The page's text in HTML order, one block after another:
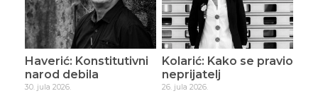
Haverić: Konstitutivni
narod debila
30. jula 2026.
Kolarić: Kako se pravio
neprijatelj
26. jula 2026.